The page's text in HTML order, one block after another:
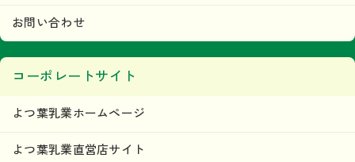
お問い合わせ
コーポレートサイト
よつ葉乳業ホームページ
よつ葉乳業直営店サイト